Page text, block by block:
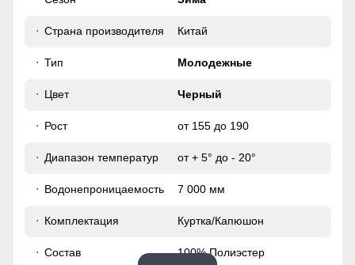
Страна производителя Китай
Тип Молодежные
Цвет Черный
Рост от 155 до 190
Диапазон температур от + 5° до - 20°
Водонепроницаемость 7 000 мм
Комплектация Куртка/Капюшон
Состав 100% Полиэстер